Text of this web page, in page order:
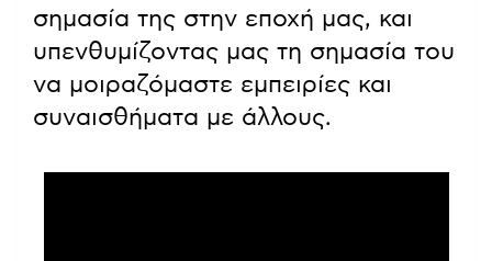
σημασία της στην εποχή μας, και
υπενθυμίζοντας μας τη σημασία του
να μοιραζόμαστε εμπειρίες και
συναισθήματα με άλλους.